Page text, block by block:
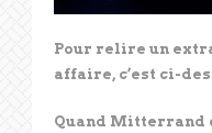
Pour relire un
affaire, c’est ci-
Quand Mitterrand